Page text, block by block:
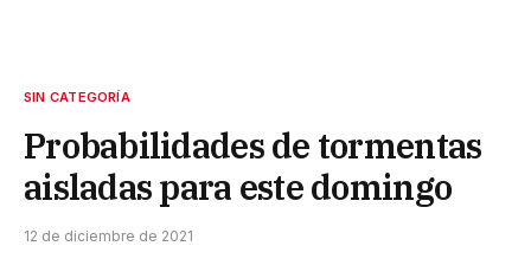
SIN CATEGORÍA
Probabilidades de tormentas
aisladas para este domingo
12 de diciembre de 2021